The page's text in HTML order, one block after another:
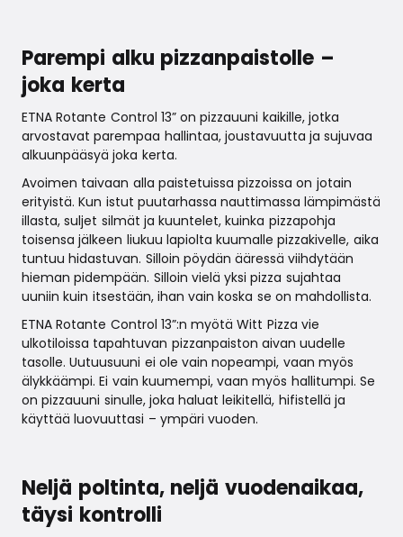
Parempi alku pizzanpaistolle –
joka kerta
ETNA Rotante Control 13” on pizzauuni kaikille, jotka
arvostavat parempaa hallintaa, joustavuutta ja sujuvaa
alkuunpääsyä joka kerta.
Avoimen taivaan alla paistetuissa pizzoissa on jotain
erityistä. Kun istut puutarhassa nauttimassa lämpimästä
illasta, suljet silmät ja kuuntelet, kuinka pizzapohja
toisensa jälkeen liukuu lapiolta kuumalle pizzakivelle, aika
tuntuu hidastuvan. Silloin pöydän ääressä viihdytään
hieman pidempään. Silloin vielä yksi pizza sujahtaa
uuniin kuin itsestään, ihan vain koska se on mahdollista.
ETNA Rotante Control 13”:n myötä Witt Pizza vie
ulkotiloissa tapahtuvan pizzanpaiston aivan uudelle
tasolle. Uutuusuuni ei ole vain nopeampi, vaan myös
älykkäämpi. Ei vain kuumempi, vaan myös hallitumpi. Se
on pizzauuni sinulle, joka haluat leikitellä, hifistellä ja
käyttää luovuuttasi – ympäri vuoden.
Neljä poltinta, neljä vuodenaikaa,
täysi kontrolli